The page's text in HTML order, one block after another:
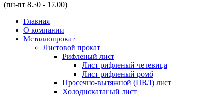
(пн-пт 8.30 - 17.00)
Главная
О компании
Металлопрокат
Листовой прокат
Рифленый лист
Лист рифленый чечевица
Лист рифленый ромб
Просечно-вытяжной (ПВЛ) лист
Холоднокатаный лист